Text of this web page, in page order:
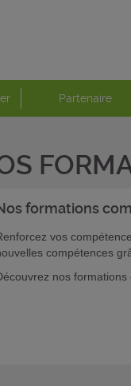
Partenaire
formations
vos
compétences
nos formations